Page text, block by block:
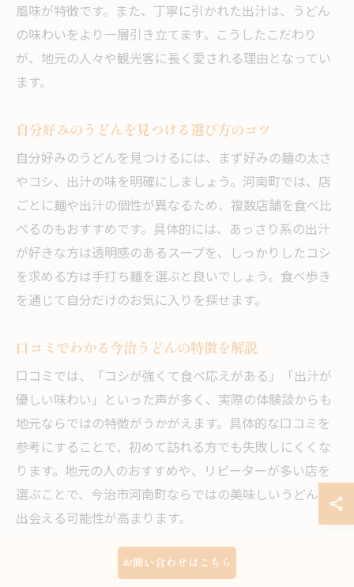
風味が特徴です。また、丁寧に引かれた出汁は、うどん
の味わいをより一層引き立てます。こうしたこだわり
が、地元の人々や観光客に長く愛される理由となってい
ます。
自分好みのうどんを見つける選び方のコツ
自分好みのうどんを見つけるには、まず好みの麺の太さ
やコシ、出汁の味を明確にしましょう。河南町では、店
ごとに麺や出汁の個性が異なるため、複数店舗を食べ比
べるのもおすすめです。具体的には、あっさり系の出汁
が好きな方は透明感のあるスープを、しっかりしたコシ
を求める方は手打ち麺を選ぶと良いでしょう。食べ歩き
を通じて自分だけのお気に入りを探せます。
口コミでわかる今治うどんの特徴を解説
口コミでは、「コシが強くて食べ応えがある」「出汁が
優しい味わい」といった声が多く、実際の体験談からも
地元ならではの特徴がうかがえます。具体的な口コミを
参考にすることで、初めて訪れる方でも失敗しにくくな
ります。地元の人のおすすめや、リピーターが多い店を
選ぶことで、今治市河南町ならではの美味しいうどんに
出会える可能性が高まります。
お問い合わせはこちら